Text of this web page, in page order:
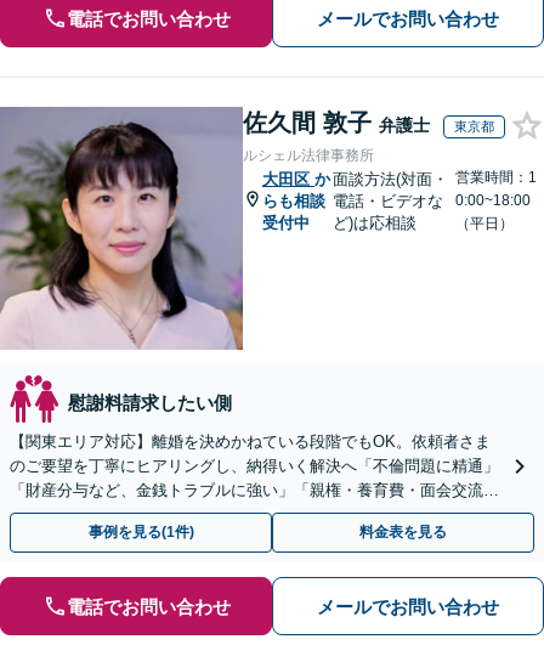
電話でお問い合わせ メールでお問い合わせ
佐久間 敦子 弁護士 東京都
ルシェル法律事務所
大田区 か
らも相談
受付中
面談方法(対面・
電話・ビデオな
ど)は応相談
営業時間：1
0:00~18:00
（平日）
慰謝料請求したい側
【関東エリア対応】離婚を決めかねている段階でもOK。依頼者さま
のご要望を丁寧にヒアリングし、納得いく解決へ「不倫問題に精通」
「財産分与など、金銭トラブルに強い」「親権・養育費・面会交流も
お任せ」【完全個室】【子連れ相談可】【初回相談無料】
事例を見る(1件) 料金表を見る
電話でお問い合わせ メールでお問い合わせ